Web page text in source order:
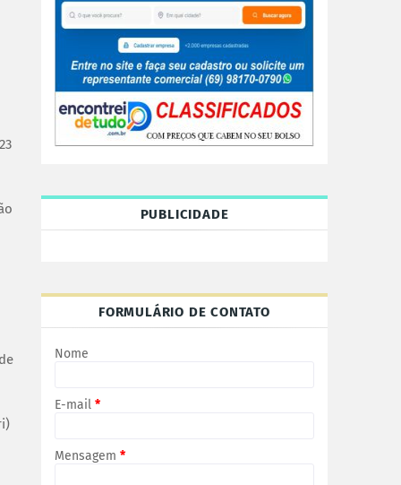
PUBLICIDADE
FORMULÁRIO DE CONTATO
Nome
E-mail *
Mensagem *